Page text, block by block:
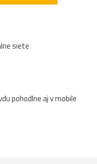
siete
pohodlne aj v mobile